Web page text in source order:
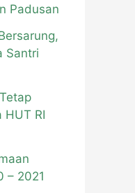
Padusan
Santri
Tetap
HUT RI
– 2021